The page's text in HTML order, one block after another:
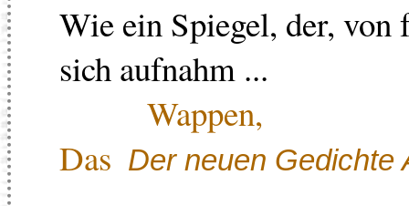
Wie ein Spiegel, der, von
sich aufnahm ...
Wappen,
Das Der neuen Gedichte